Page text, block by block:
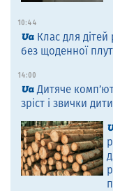
10:44
Клас для дітей
без щоденної
14:00
Дитяче
зріст і звички